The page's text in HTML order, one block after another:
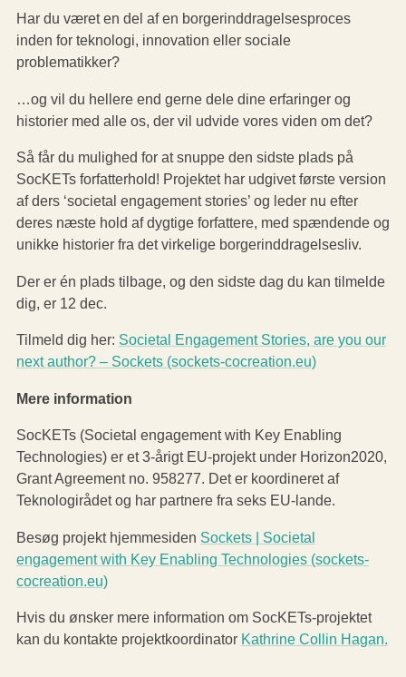
Har du været en del af en borgerinddragelsesproces
inden for teknologi, innovation eller sociale
problematikker?
…og vil du hellere end gerne dele dine erfaringer og
historier med alle os, der vil udvide vores viden om det?
Så får du mulighed for at snuppe den sidste plads på
SocKETs forfatterhold! Projektet har udgivet første version
af ders ‘societal engagement stories’ og leder nu efter
deres næste hold af dygtige forfattere, med spændende og
unikke historier fra det virkelige borgerinddragelsesliv.
Der er én plads tilbage, og den sidste dag du kan tilmelde
dig, er 12 dec.
Tilmeld dig her: Societal Engagement Stories, are you our
next author? – Sockets (sockets-cocreation.eu)
Mere information
SocKETs (Societal engagement with Key Enabling
Technologies) er et 3-årigt EU-projekt under Horizon2020,
Grant Agreement no. 958277. Det er koordineret af
Teknologirådet og har partnere fra seks EU-lande.
Besøg projekt hjemmesiden Sockets | Societal
engagement with Key Enabling Technologies (sockets-
cocreation.eu)
Hvis du ønsker mere information om SocKETs-projektet
kan du kontakte projektkoordinator Kathrine Collin Hagan.